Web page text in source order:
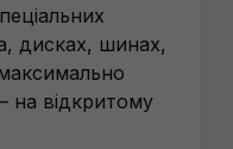
дисках, шинах,
на відкритому